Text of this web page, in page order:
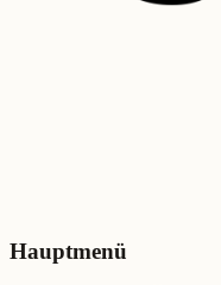
Hauptmenü